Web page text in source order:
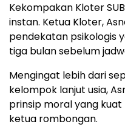
Kekompakan Kloter
instan. Ketua Kloter,
pendekatan psikologis
tiga bulan sebelum
Mengingat lebih dari
kelompok lanjut usia,
prinsip moral yang
ketua rombongan.